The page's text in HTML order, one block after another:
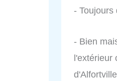
- Toujours
- Bien
l'extérieur